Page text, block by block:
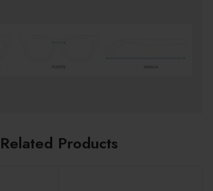
Related Products